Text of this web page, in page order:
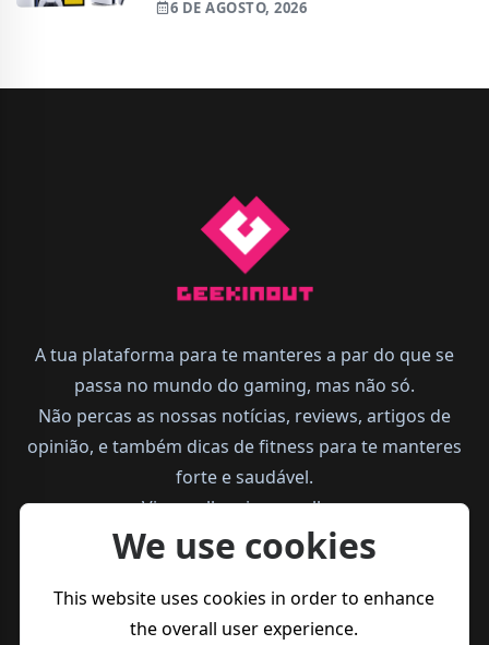
6 DE AGOSTO, 2026
A tua plataforma para te manteres a par do que se
passa no mundo do gaming, mas não só.
Não percas as nossas notícias, reviews, artigos de
opinião, e também dicas de fitness para te manteres
forte e saudável.
Vive melhor, joga melhor.
We use cookies
This website uses cookies in order to enhance
the overall user experience.